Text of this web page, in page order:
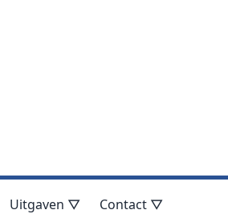
Uitgaven ▽ Contact ▽